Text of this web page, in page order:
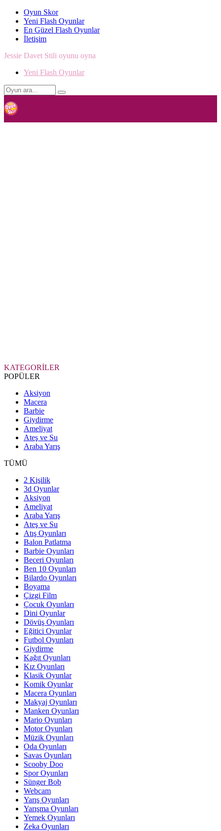
Oyun Skor
Yeni Flash Oyunlar
En Güzel Flash Oyunlar
İletişim
Jessie Davet Stili oyunu oyna
Yeni Flash Oyunlar
KATEGORİLER
POPÜLER
Aksiyon
Macera
Barbie
Giydirme
Ameliyat
Ateş ve Su
Araba Yarış
TÜMÜ
2 Kişilik
3d Oyunlar
Aksiyon
Ameliyat
Araba Yarış
Ateş ve Su
Atış Oyunları
Balon Patlatma
Barbie Oyunları
Beceri Oyunları
Ben 10 Oyunları
Bilardo Oyunları
Boyama
Çizgi Film
Çocuk Oyunları
Dini Oyunlar
Dövüş Oyunları
Eğitici Oyunlar
Futbol Oyunları
Giydirme
Kağıt Oyunları
Kız Oyunları
Klasik Oyunlar
Komik Oyunlar
Macera Oyunları
Makyaj Oyunları
Manken Oyunları
Mario Oyunları
Motor Oyunları
Müzik Oyunları
Oda Oyunları
Savas Oyunları
Scooby Doo
Spor Oyunları
Sünger Bob
Webcam
Yarış Oyunları
Yarışma Oyunları
Yemek Oyunları
Zeka Oyunları